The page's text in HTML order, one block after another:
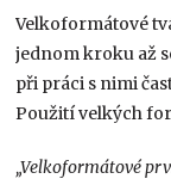
Velkoformátové
jednom kroku až
při práci s nimi
Použití velkých
„Velkoformátové